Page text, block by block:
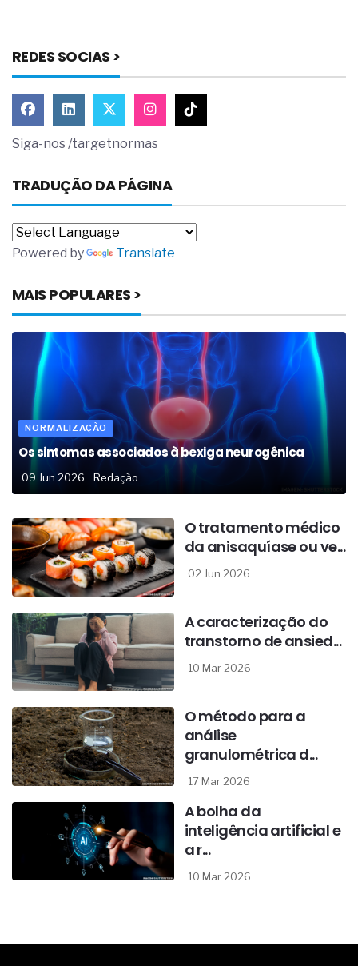
REDES SOCIAS >
Siga-nos /targetnormas
TRADUÇÃO DA PÁGINA
Powered by Translate
MAIS POPULARES >
NORMALIZAÇÃO
Os sintomas associados à bexiga neurogênica
09 Jun 2026 Redação
O tratamento médico
da anisaquíase ou ve...
02 Jun 2026
A caracterização do
transtorno de ansied...
10 Mar 2026
O método para a
análise
granulométrica d...
17 Mar 2026
A bolha da
inteligência artificial e
a r...
10 Mar 2026